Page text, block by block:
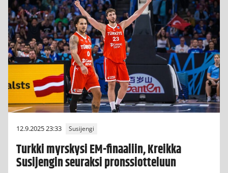
12.9.2025 23:33 Susijengi
Turkki myrskysi EM-finaaliin, Kreikka
Susijengin seuraksi pronssiotteluun